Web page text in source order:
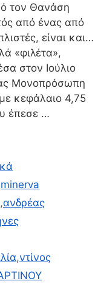
τον Θανάση
από ένας από
είναι και…
«φιλέτα»,
στον Ιούλιο
Μονοπρόσωπη
με κεφάλαιο 4,75
έπεσε …
minerva
,ανδρέας
,ντίνος